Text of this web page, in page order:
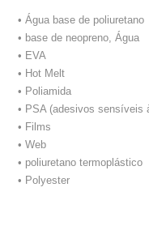
• Água base de poliuretano
• base de neopreno, Água
• EVA
• Hot Melt
• Poliamida
• PSA (adesivos sensíveis
• Films
• Web
• poliuretano termoplástico
• Polyester